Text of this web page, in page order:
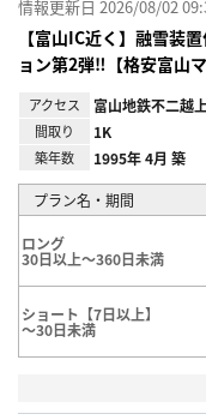
情報更新日 2026/08/02
【富山IC近く】融雪装
ョン第2弾‼【格安富山
アクセス 富山地鉄不二越
間取り 1K
築年数 1995年 4月 築
プラン名・期間
ロング
30日以上～360日未満
ショート【7日以上】
～30日未満